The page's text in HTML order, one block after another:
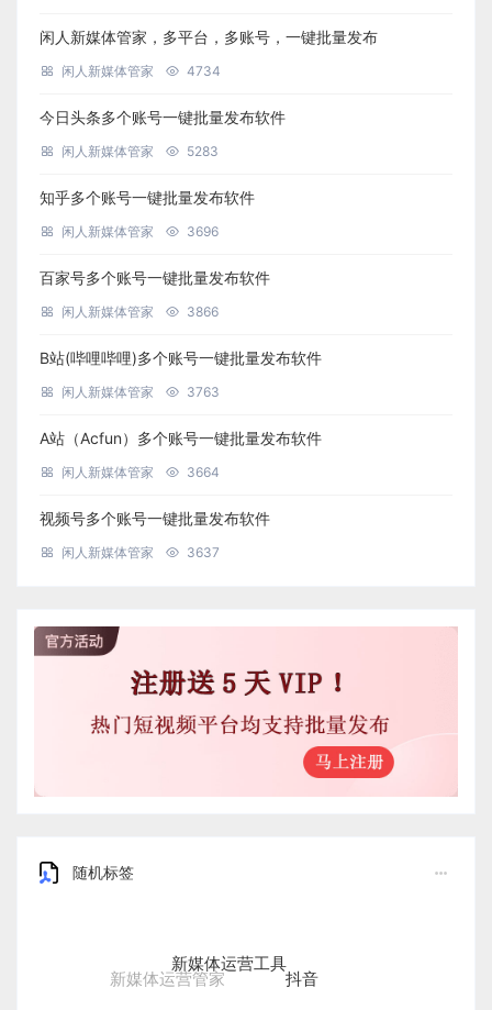
闲人新媒体管家，多平台，多账号，一键批量发布
闲人新媒体管家 4734
今日头条多个账号一键批量发布软件
闲人新媒体管家 5283
知乎多个账号一键批量发布软件
闲人新媒体管家 3696
百家号多个账号一键批量发布软件
闲人新媒体管家 3866
B站(哔哩哔哩)多个账号一键批量发布软件
闲人新媒体管家 3763
A站（Acfun）多个账号一键批量发布软件
闲人新媒体管家 3664
视频号多个账号一键批量发布软件
闲人新媒体管家 3637
随机标签
新媒体运营管家
新媒体运营工具
抖音